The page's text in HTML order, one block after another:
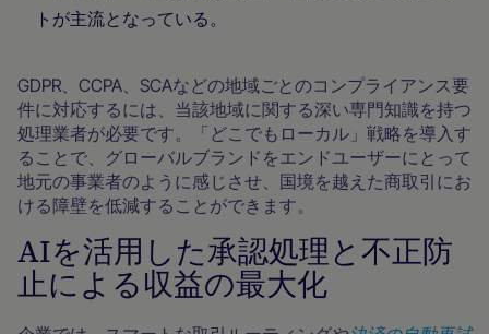
トが主流となっている。
GDPR、CCPA、SCAなどの地域ごとのコンプライアンス要
件に対応するには、当該地域に関する深い専門知識を持つ
処理業者が必要です。「どこでもローカル」戦略を導入す
ることで、グローバルブランドをエンドユーザーにとって
地元の事業者のように感じさせ、国境を越えた商取引にお
ける障壁を低減することができます。
AIを活用した承認処理と不正防
止による収益の最大化